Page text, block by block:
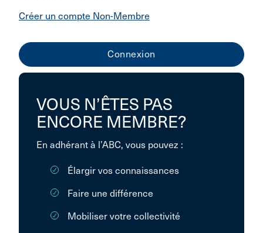
Créer un compte Non-Membre
VOUS N’ÊTES PAS
ENCORE MEMBRE?
En adhérant à l’ABC, vous pouvez :
Élargir vos connaissances
Faire une différence
Mobiliser votre collectivité